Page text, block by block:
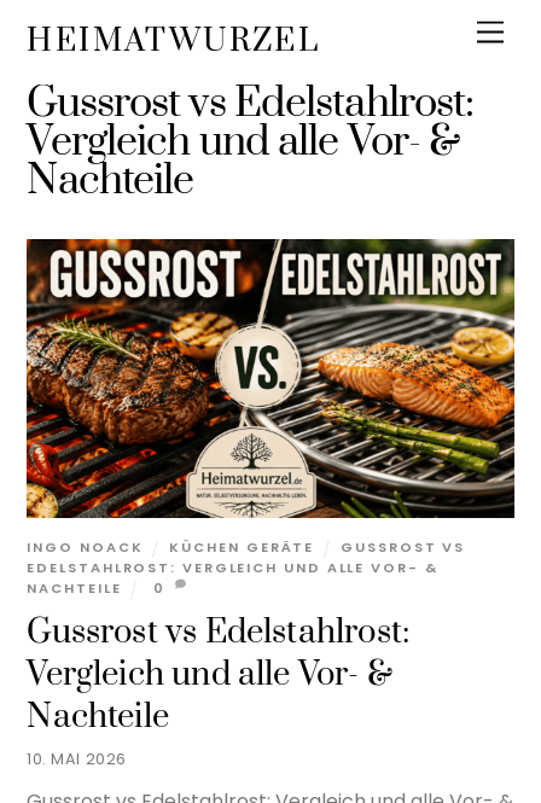
content
HEIMATWURZEL
Gussrost vs Edelstahlrost:
Vergleich und alle Vor- &
Nachteile
10. MAI 2026
Gussrost vs Edelstahlrost:
Vergleich und alle Vor- &
Nachteile
INGO NOACK KÜCHEN GERÄTE
GUSSROST VS
EDELSTAHLROST: VERGLEICH UND ALLE VOR- &
NACHTEILE
0